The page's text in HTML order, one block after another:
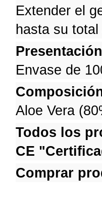
Extender el
hasta su total
Envase de
Aloe Vera
Todos los
CE
Comprar